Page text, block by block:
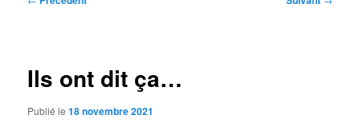
Ils ont dit ça…
Publié le18 novembre 2021